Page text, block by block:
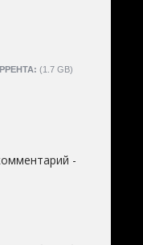
(1.7 GB)
-